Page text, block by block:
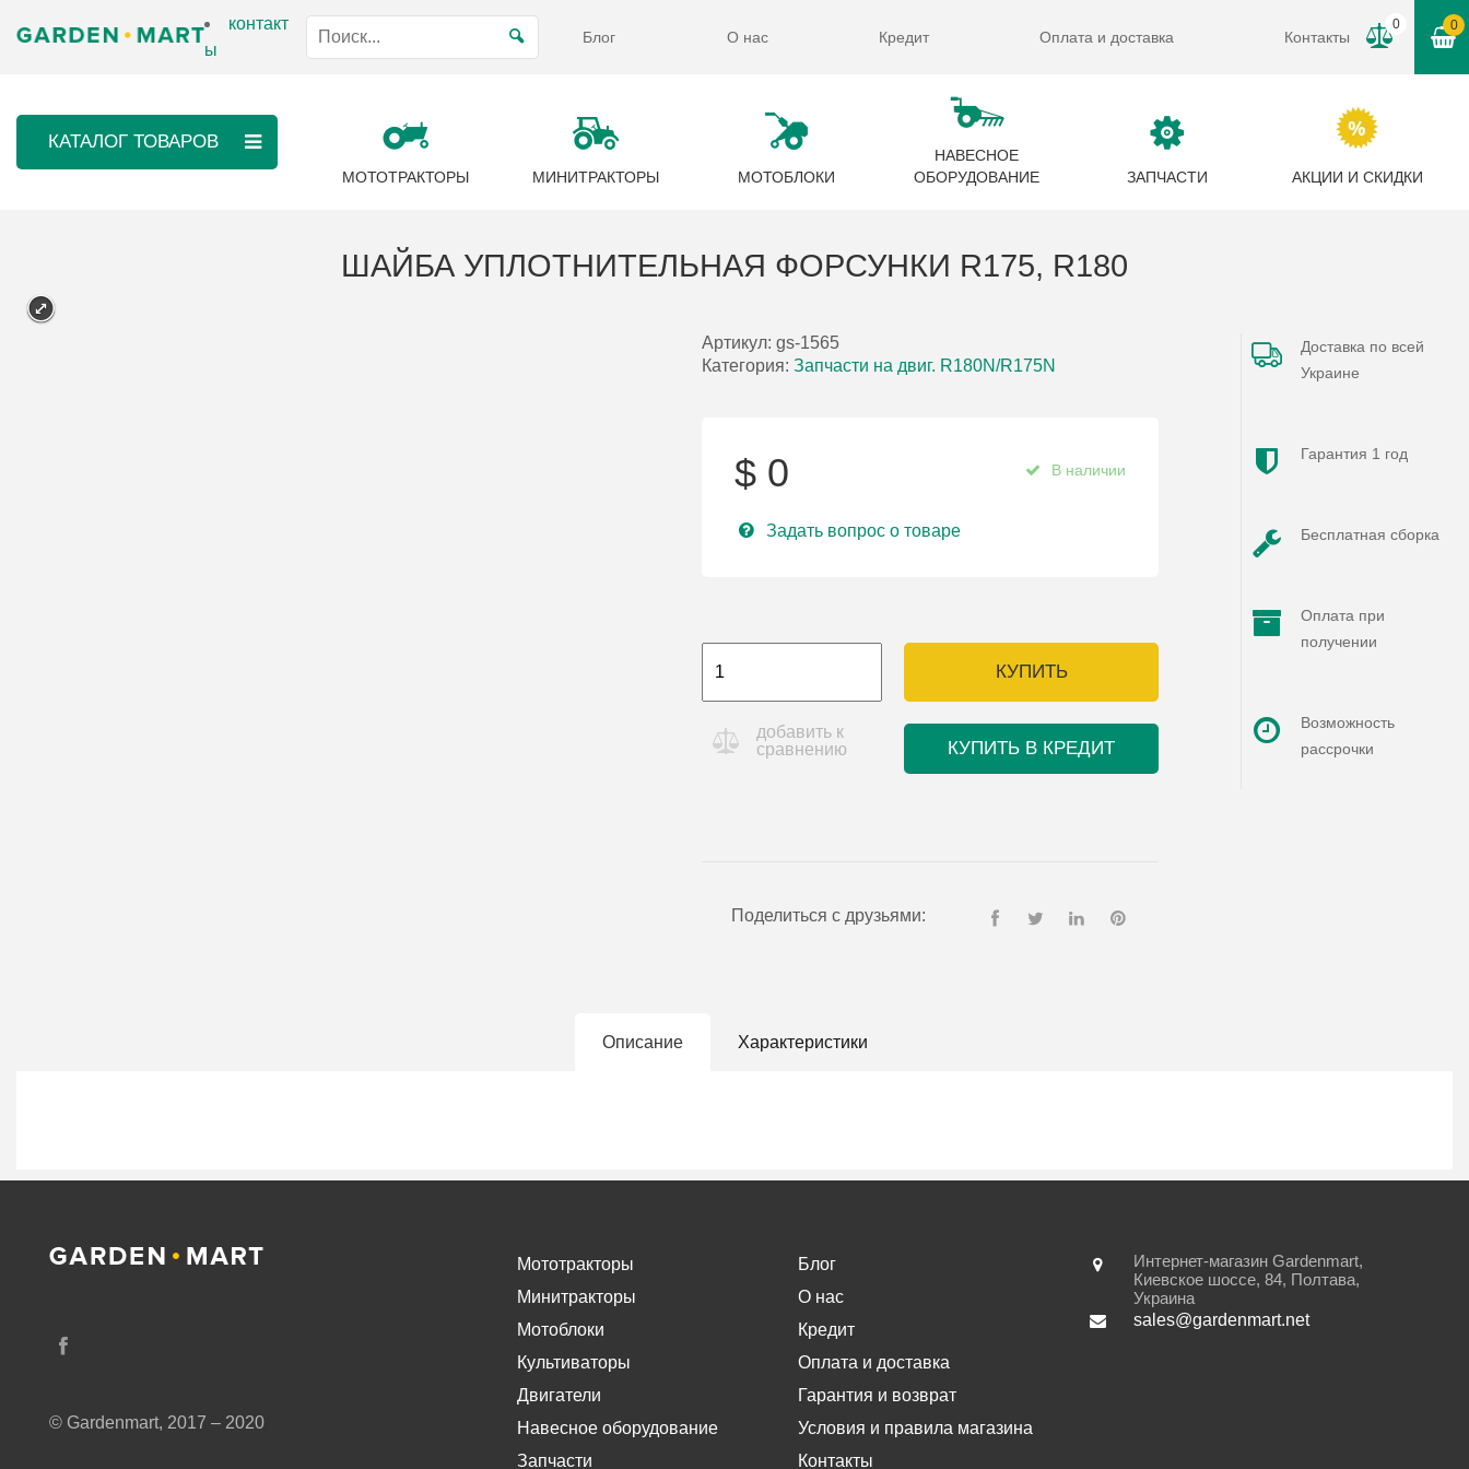
контакт
ы
Блог О нас Кредит Оплата и доставка Контакты
0 0
КАТАЛОГ ТОВАРОВ
МОТОТРАКТОРЫ МИНИТРАКТОРЫ МОТОБЛОКИ
НАВЕСНОЕ
ОБОРУДОВАНИЕ
ЗАПЧАСТИ АКЦИИ И СКИДКИ
ШАЙБА УПЛОТНИТЕЛЬНАЯ ФОРСУНКИ R175, R180
Артикул:gs-1565
Категория:Запчасти на двиг. R180N/R175N
$ 0 В наличии
Задать вопрос о товаре
КУПИТЬ
добавить к
сравнению
КУПИТЬ В КРЕДИТ
Поделиться с друзьями:
Доставка по всей
Украине
Гарантия 1 год
Бесплатная сборка
Оплата при
получении
Возможность
рассрочки
Описание Характеристики
© Gardenmart, 2017 – 2020
Мототракторы
Минитракторы
Мотоблоки
Культиваторы
Двигатели
Навесное оборудование
Запчасти
Блог
О нас
Кредит
Оплата и доставка
Гарантия и возврат
Условия и правила магазина
Контакты
Интернет-магазин Gardenmart,
Киевское шоссе, 84, Полтава,
Украина
sales@gardenmart.net